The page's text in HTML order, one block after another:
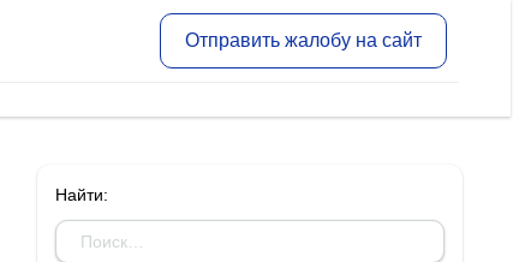
Отправить жалобу на сайт
Найти: